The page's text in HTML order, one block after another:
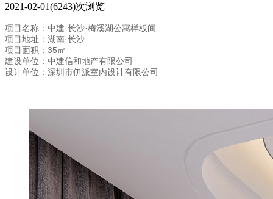
2021-02-01(6243)次浏览
项目名称：中建·长沙·梅溪湖公寓样板间
项目地址：湖南·长沙
项目面积：35㎡
建设单位：中建信和地产有限公司
设计单位：深圳市伊派室内设计有限公司